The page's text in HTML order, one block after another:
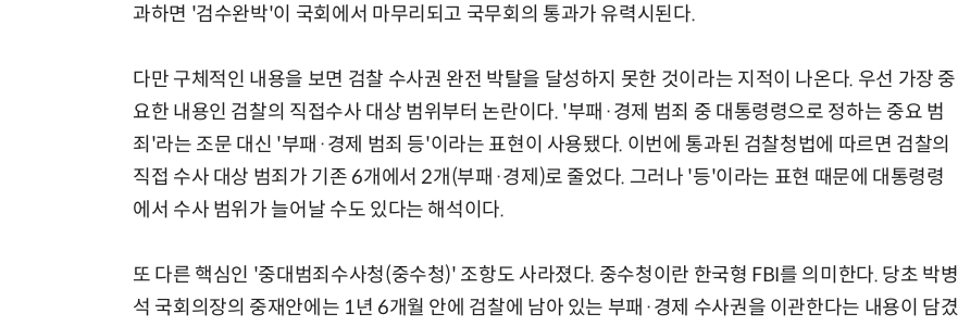
과하면 '검수완박'이 국회에서 마무리되고 국무회의 통과가 유력시된다.
다만 구체적인 내용을 보면 검찰 수사권 완전 박탈을 달성하지 못한 것이라는 지적이 나온다. 우선 가장 중
요한 내용인 검찰의 직접수사 대상 범위부터 논란이다. '부패·경제 범죄 중 대통령령으로 정하는 중요 범
죄'라는 조문 대신 '부패·경제 범죄 등'이라는 표현이 사용됐다. 이번에 통과된 검찰청법에 따르면 검찰의
직접 수사 대상 범죄가 기존 6개에서 2개(부패·경제)로 줄었다. 그러나 '등'이라는 표현 때문에 대통령령
에서 수사 범위가 늘어날 수도 있다는 해석이다.
또 다른 핵심인 '중대범죄수사청(중수청)' 조항도 사라졌다. 중수청이란 한국형 FBI를 의미한다. 당초 박병
석 국회의장의 중재안에는 1년 6개월 안에 검찰에 남아 있는 부패·경제 수사권을 이관한다는 내용이 담겼